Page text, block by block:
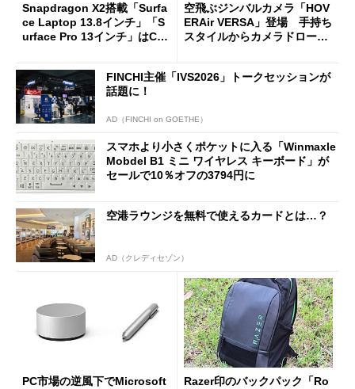
Snapdragon X2搭載「Surfa
ce Laptop 13.8インチ」「S
urface Pro 13インチ」はCop
た
空飛ぶジンバルカメラ「HOV
ERAir VERSA」登場 手持ち
スタイルからカメラドローン
FINCHI主催「IVS2026」トークセッションが
話題に！
AD（FINCHI on GOETHE）
スマホより小さくポケットに入る「Winmaxle
Mobdel B1 ミニ ワイヤレス キーボード」が
セールで10％オフの3794円に
空港ラウンジを無料で使えるカードとは…？
AD（クレディセゾン）
PC市場の逆風下でMicrosoft
Razer印のバックパック「Ro